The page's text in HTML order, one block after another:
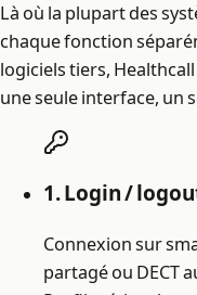
Là où la plupart des
chaque fonction
logiciels tiers,
une seule interface, un
1. Login /
Connexion sur
partagé ou DECT